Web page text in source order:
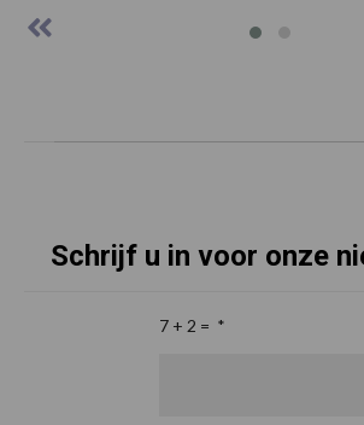
Schrijf u in voor onze
7 + 2 = *